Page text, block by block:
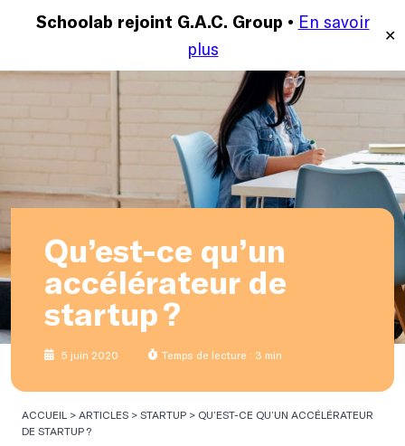
Schoolab rejoint G.A.C. Group • En savoir
plus
✕
MENU
Qu’est-ce qu’un
accélérateur de
startup ?
5 juin 2020 Temps de lecture : 3 min
ACCUEIL > ARTICLES > STARTUP > QU’EST-CE QU’UN ACCÉLÉRATEUR
DE STARTUP ?